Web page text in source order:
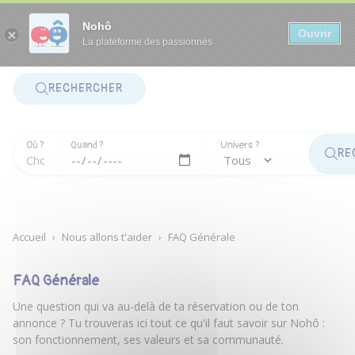
Nohô
La plateforme des passionnés
Ouvrir
RECHERCHER
Où ? Quand ? Univers ?
Accueil › Nous allons t'aider › FAQ Générale
FAQ Générale
Une question qui va au-delà de ta réservation ou de ton
annonce ? Tu trouveras ici tout ce qu'il faut savoir sur Nohô :
son fonctionnement, ses valeurs et sa communauté.
Panneau de gestion des cookies